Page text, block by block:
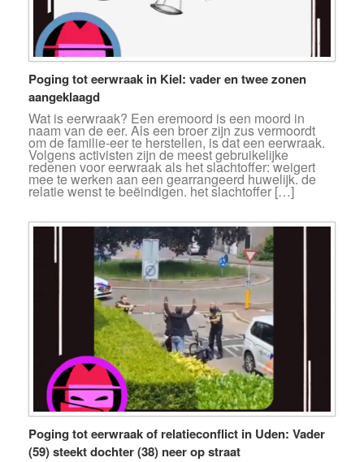
Poging tot eerwraak in Kiel: vader en twee zonen
aangeklaagd
Wat is eerwraak? Een eremoord is een moord in
naam van de eer. Als een broer zijn zus vermoordt
om de familie-eer te herstellen, is dat een eerwraak.
Volgens activisten zijn de meest gebruikelijke
redenen voor eerwraak als het slachtoffer: weigert
mee te werken aan een gearrangeerd huwelijk. de
relatie wenst te beëindigen. het slachtoffer […]
Poging tot eerwraak of relatieconflict in Uden: Vader
(59) steekt dochter (38) neer op straat